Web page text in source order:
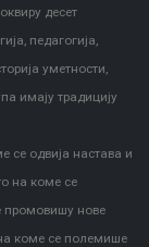
десет
педагогија,
уметности,
имају традицију
се одвија настава и
на коме се
промовишу нове
коме се полемише